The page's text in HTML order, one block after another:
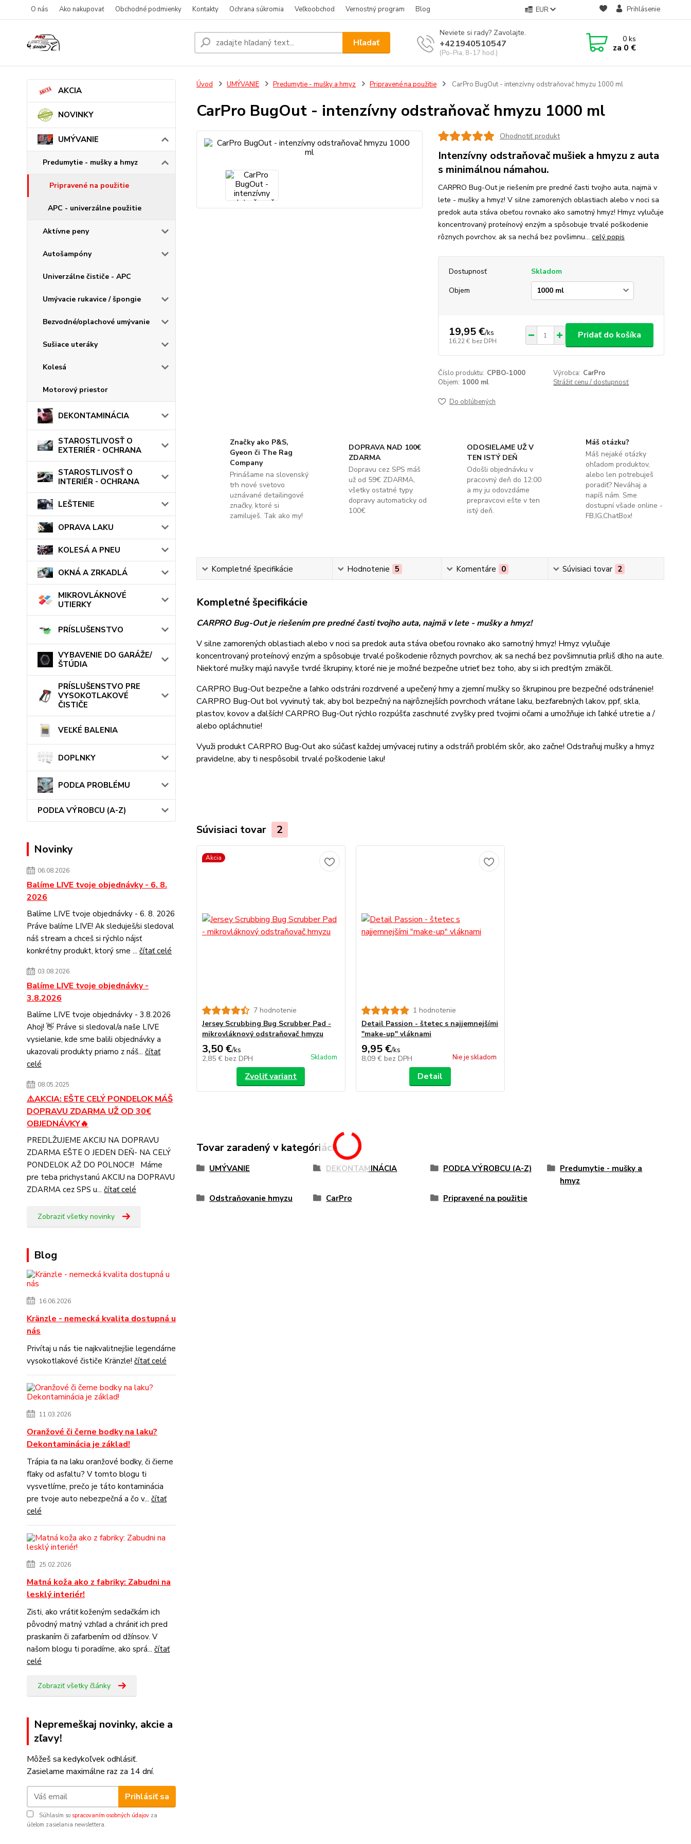
O nás Ako nakupovať Obchodné podmienky Kontakty Ochrana súkromia Veľkoobchod Vernostný program Blog EUR Prihlásenie
Hľadať
Neviete si rady? Zavolajte.
+421940510547
(Po-Pia, 8-17 hod.)
0ks
za 0 €
AKCIA
NOVINKY
UMÝVANIE
Predumytie - mušky a hmyz
Pripravené na použitie
APC - univerzálne použitie
Aktívne peny
Autošampóny
Univerzálne čističe - APC
Umývacie rukavice / špongie
Bezvodné/oplachové umývanie
Sušiace uteráky
Kolesá
Motorový priestor
DEKONTAMINÁCIA
STAROSTLIVOSŤ O
EXTERIÉR - OCHRANA
STAROSTLIVOSŤ O
INTERIÉR - OCHRANA
LEŠTENIE
OPRAVA LAKU
KOLESÁ A PNEU
OKNÁ A ZRKADLÁ
MIKROVLÁKNOVÉ
UTIERKY
PRÍSLUŠENSTVO
VYBAVENIE DO GARÁŽE/
ŠTÚDIA
PRÍSLUŠENSTVO PRE
VYSOKOTLAKOVÉ
ČISTIČE
VEĽKÉ BALENIA
DOPLNKY
PODĽA PROBLÉMU
PODĽA VÝROBCU (A-Z)
Novinky
06.08.2026
Balíme LIVE tvoje objednávky - 6. 8.
2026
Balíme LIVE tvoje objednávky - 6. 8. 2026
Práve balíme LIVE! Ak sleduješ/si sledoval
náš stream a chceš si rýchlo nájsť
konkrétny produkt, ktorý sme ... čítať celé
03.08.2026
Balíme LIVE tvoje objednávky -
3.8.2026
Balíme LIVE tvoje objednávky - 3.8.2026
Ahoj! 👋 Práve si sledoval/a naše LIVE
vysielanie, kde sme balili objednávky a
ukazovali produkty priamo z náš... čítať
celé
08.05.2025
⚠️AKCIA: EŠTE CELÝ PONDELOK MÁŠ
DOPRAVU ZDARMA UŽ OD 30€
OBJEDNÁVKY🔥
PREDLŽUJEME AKCIU NA DOPRAVU
ZDARMA EŠTE O JEDEN DEŇ- NA CELÝ
PONDELOK AŽ DO POLNOCI!! Máme
pre teba prichystanú AKCIU na DOPRAVU
ZDARMA cez SPS u... čítať celé
Zobraziť všetky novinky
Blog
16.06.2026
Kränzle - nemecká kvalita dostupná u
nás
Privítaj u nás tie najkvalitnejšie legendárne
vysokotlakové čističe Kränzle! čítať celé
11.03.2026
Oranžové či černe bodky na laku?
Dekontaminácia je základ!
Trápia ťa na laku oranžové bodky, či čierne
fľaky od asfaltu? V tomto blogu ti
vysvetlíme, prečo je táto kontaminácia
pre tvoje auto nebezpečná a čo v... čítať
celé
25.02.2026
Matná koža ako z fabriky: Zabudni na
lesklý interiér!
Zisti, ako vrátiť koženým sedačkám ich
pôvodný matný vzhľad a chrániť ich pred
praskaním či zafarbením od džínsov. V
našom blogu ti poradíme, ako sprá... čítať
celé
Zobraziť všetky články
Nepremeškaj novinky, akcie a
zľavy!
Môžeš sa kedykoľvek odhlásiť.
Zasielame maximálne raz za 14 dní.
Prihlásiť sa
Súhlasím so spracovaním osobných údajov za
účelom zasielania newslettera.
Úvod UMÝVANIE Predumytie - mušky a hmyz Pripravené na použitie CarPro BugOut - intenzívny odstraňovač hmyzu 1000 ml
CarPro BugOut - intenzívny odstraňovač hmyzu 1000 ml
Ohodnotiť produkt
Intenzívny odstraňovač mušiek a hmyzu z auta
s minimálnou námahou.
CARPRO Bug-Out je riešením pre predné časti tvojho auta, najmä v
lete - mušky a hmyz! V silne zamorených oblastiach alebo v noci sa
predok auta stáva obeťou rovnako ako samotný hmyz! Hmyz vylučuje
koncentrovaný proteínový enzým a spôsobuje trvalé poškodenie
rôznych povrchov, ak sa nechá bez povšimnu... celý popis
Dostupnosť
Skladom
Objem
19,95 €/ks
16,22 € bez DPH
Pridať do košíka
Číslo produktu: CPBO-1000 Výrobca: CarPro
Objem: 1000 ml Strážiť cenu / dostupnosť
Do obľúbených
Značky ako P&S,
Gyeon či The Rag
Company
Prinášame na slovenský
trh nové svetovo
uznávané detailingové
značky, ktoré si
zamiluješ. Tak ako my!
DOPRAVA NAD 100€
ZDARMA
Dopravu cez SPS máš
už od 59€ ZDARMA,
všetky ostatné typy
dopravy automaticky od
100€
ODOSIELAME UŽ V
TEN ISTÝ DEŇ
Odošli objednávku v
pracovný deň do 12:00
a my ju odovzdáme
prepravcovi ešte v ten
istý deň.
Máš otázku?
Máš nejaké otázky
ohľadom produktov,
alebo len potrebuješ
poradiť? Neváhaj a
napíš nám. Sme
dostupní všade online -
FB,IG,ChatBox!
Kompletné špecifikácie Hodnotenie 5 Komentáre 0 Súvisiaci tovar 2
Kompletné špecifikácie
CARPRO Bug-Out je riešením pre predné časti tvojho auta, najmä v lete - mušky a hmyz!
V silne zamorených oblastiach alebo v noci sa predok auta stáva obeťou rovnako ako samotný hmyz! Hmyz vylučuje
koncentrovaný proteínový enzým a spôsobuje trvalé poškodenie rôznych povrchov, ak sa nechá bez povšimnutia príliš dlho na aute.
Niektoré mušky majú navyše tvrdé škrupiny, ktoré nie je možné bezpečne utrieť bez toho, aby si ich predtým zmäkčil.
CARPRO Bug-Out bezpečne a ľahko odstráni rozdrvené a upečený hmy a zjemní mušky so škrupinou pre bezpečné odstránenie!
CARPRO Bug-Out bol vyvinutý tak, aby bol bezpečný na najrôznejších povrchoch vrátane laku, bezfarebných lakov, ppf, skla,
plastov, kovov a ďalších! CARPRO Bug-Out rýchlo rozpúšťa zaschnuté zvyšky pred tvojimi očami a umožňuje ich ľahké utretie a /
alebo opláchnutie!
Využi produkt CARPRO Bug-Out ako súčasť každej umývacej rutiny a odstráň problém skôr, ako začne! Odstraňuj mušky a hmyz
pravidelne, aby ti nespôsobil trvalé poškodenie laku!
Súvisiaci tovar 2
Akcia
7 hodnotenie
Jersey Scrubbing Bug Scrubber Pad -
mikrovláknový odstraňovač hmyzu
3,50 €/ks
2,85 € bez DPH Skladom
Zvoliť variant
1 hodnotenie
Detail Passion - štetec s najjemnejšími
"make-up" vláknami
9,95 €/ks
8,09 € bez DPH Nie je skladom
Detail
Tovar zaradený v kategóriách
UMÝVANIE DEKONTAMINÁCIA PODĽA VÝROBCU (A-Z)
Predumytie - mušky a
hmyz
Odstraňovanie hmyzu
CarPro Pripravené na použitie